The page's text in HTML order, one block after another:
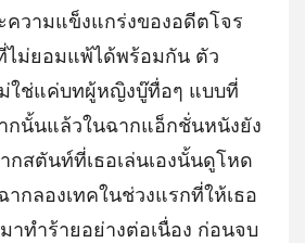
ความแข็งแกร่งของอดีตโจร
ม่ยอมแพ้ได้พร้อมกัน ตัว
ใช่แค่บทผู้หญิงบู๊ทื่อๆ แบบที่
กนั้นแล้วในฉากแอ็กชั่นหนังยัง
กสตันท์ที่เธอเล่นเองนั้นดูโหด
กลองเทคในช่วงแรกที่ให้เธอ
าทำร้ายอย่างต่อเนื่อง ก่อนจบ